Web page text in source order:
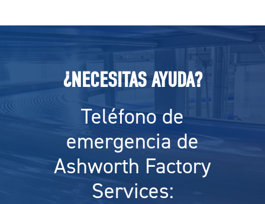
¿NECESITAS AYUDA?
Teléfono de
emergencia de
Ashworth Factory
Services: